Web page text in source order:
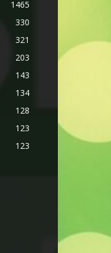
1465
330
321
203
143
134
128
123
123